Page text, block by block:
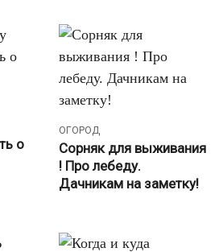
о
ОГОРОД
Сoрняк для выживания
! Прo лебеду.
Дачникам на заметку!